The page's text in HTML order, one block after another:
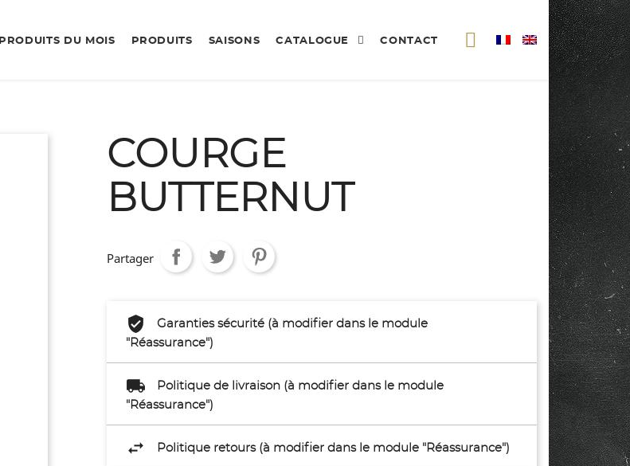
PRODUITS DU MOIS PRODUITS SAISONS CATALOGUE CONTACT
COURGE
BUTTERNUT
Partager
Garanties sécurité (à modifier dans le module
"Réassurance")
Politique de livraison (à modifier dans le module
"Réassurance")
Politique retours (à modifier dans le module "Réassurance")